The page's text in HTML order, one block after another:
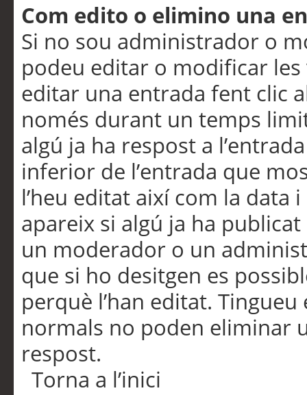
Com edito o elimino una
Si no sou administrador o
podeu editar o modificar
editar una entrada fent clic
només durant un temps
algú ja ha respost a
inferior de l’entrada que
l’heu editat així com la data
apareix si algú ja ha
un moderador o un
que si ho desitgen es
perquè l’han editat.
normals no poden eliminar
respost.
Torna a l’inici